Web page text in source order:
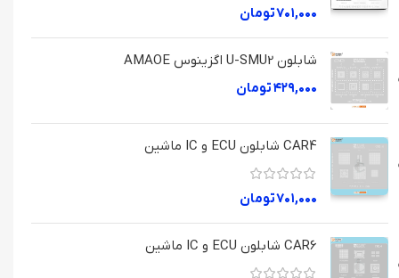
۷۰۱,۰۰۰تومان
شابلون U-SMU2 اگزینوس AMAOE
۴۲۹,۰۰۰تومان
CAR4 شابلون ECU و IC ماشین
۷۰۱,۰۰۰تومان
CAR6 شابلون ECU و IC ماشین